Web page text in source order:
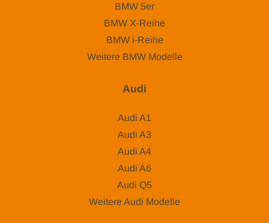
BMW 5er
BMW X-Reihe
BMW i-Reihe
Weitere BMW Modelle
Audi
Audi A1
Audi A3
Audi A4
Audi A6
Audi Q5
Weitere Audi Modelle